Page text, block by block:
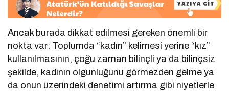
Ancak burada dikkat edilmesi gereken önemli bir
nokta var: Toplumda “kadın” kelimesi yerine “kız”
kullanılmasının, çoğu zaman bilinçli ya da bilinçsiz
şekilde, kadının olgunluğunu görmezden gelme ya
da onun üzerindeki denetimi artırma gibi niyetlerle